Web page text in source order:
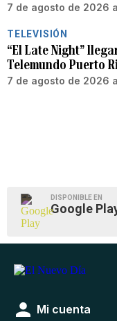
7 de agosto de 2026
TELEVISIÓN
“El Late Night”
Telemundo Puerto
7 de agosto de 2026
DISPONIBLE EN
Google
Mi cuenta